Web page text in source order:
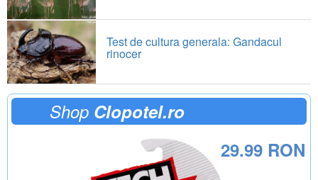
Test de cultura generala: Gandacul
rinocer
Shop Clopotel.ro
29.99 RON